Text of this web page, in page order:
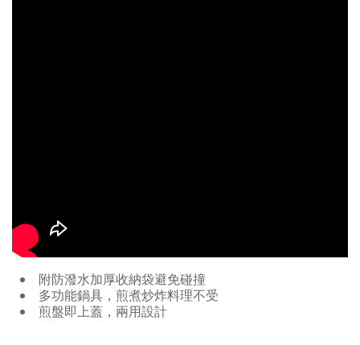
附防潑水加厚收納袋避免碰撞
多功能鍋具，煎煮炒炸料理不受
限
煎盤即上蓋，兩用設計